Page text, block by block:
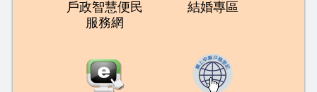
戶政智慧便民
服務網
結婚專區